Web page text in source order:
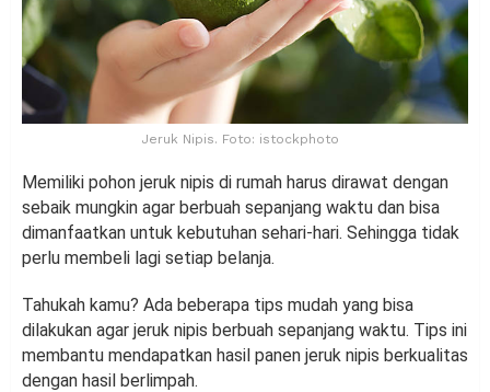
Jeruk Nipis. Foto: istockphoto
Memiliki pohon jeruk nipis di rumah harus dirawat dengan
sebaik mungkin agar berbuah sepanjang waktu dan bisa
dimanfaatkan untuk kebutuhan sehari-hari. Sehingga tidak
perlu membeli lagi setiap belanja.
Tahukah kamu? Ada beberapa tips mudah yang bisa
dilakukan agar jeruk nipis berbuah sepanjang waktu. Tips ini
membantu mendapatkan hasil panen jeruk nipis berkualitas
dengan hasil berlimpah.